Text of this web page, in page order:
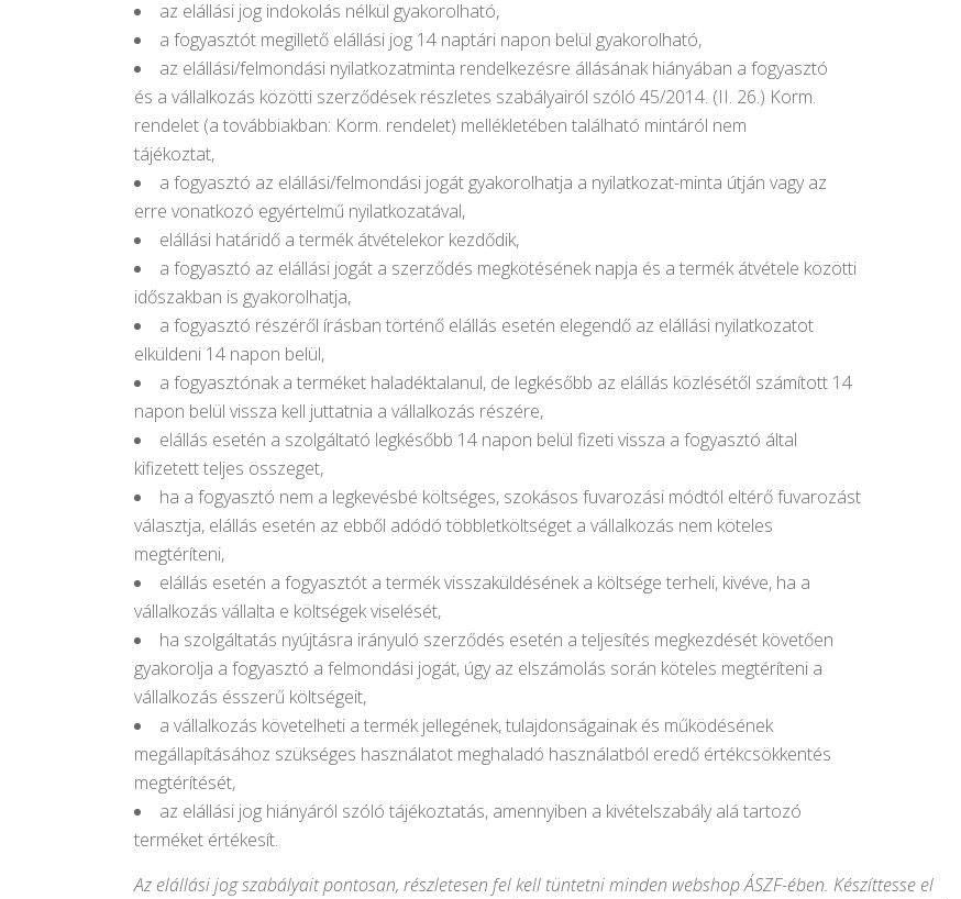
az elállási jog indokolás nélkül gyakorolható,
a fogyasztót megillető elállási jog 14 naptári napon belül gyakorolható,
az elállási/felmondási nyilatkozatminta rendelkezésre állásának hiányában a fogyasztó
és a vállalkozás közötti szerződések részletes szabályairól szóló 45/2014. (II. 26.) Korm.
rendelet (a továbbiakban: Korm. rendelet) mellékletében található mintáról nem
tájékoztat,
a fogyasztó az elállási/felmondási jogát gyakorolhatja a nyilatkozat-minta útján vagy az
erre vonatkozó egyértelmű nyilatkozatával,
elállási határidő a termék átvételekor kezdődik,
a fogyasztó az elállási jogát a szerződés megkötésének napja és a termék átvétele közötti
időszakban is gyakorolhatja,
a fogyasztó részéről írásban történő elállás esetén elegendő az elállási nyilatkozatot
elküldeni 14 napon belül,
a fogyasztónak a terméket haladéktalanul, de legkésőbb az elállás közlésétől számított 14
napon belül vissza kell juttatnia a vállalkozás részére,
elállás esetén a szolgáltató legkésőbb 14 napon belül fizeti vissza a fogyasztó által
kifizetett teljes összeget,
ha a fogyasztó nem a legkevésbé költséges, szokásos fuvarozási módtól eltérő fuvarozást
választja, elállás esetén az ebből adódó többletköltséget a vállalkozás nem köteles
megtéríteni,
elállás esetén a fogyasztót a termék visszaküldésének a költsége terheli, kivéve, ha a
vállalkozás vállalta e költségek viselését,
ha szolgáltatás nyújtásra irányuló szerződés esetén a teljesítés megkezdését követően
gyakorolja a fogyasztó a felmondási jogát, úgy az elszámolás során köteles megtéríteni a
vállalkozás ésszerű költségeit,
a vállalkozás követelheti a termék jellegének, tulajdonságainak és működésének
megállapításához szükséges használatot meghaladó használatból eredő értékcsökkentés
megtérítését,
az elállási jog hiányáról szóló tájékoztatás, amennyiben a kivételszabály alá tartozó
terméket értékesít.
Az elállási jog szabályait pontosan, részletesen fel kell tüntetni minden webshop ÁSZF-ében. Készíttesse el